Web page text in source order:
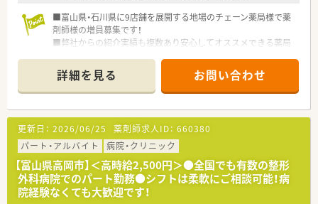
■富山県・石川県に9店舗を展開する地場のチェーン薬局様で薬
剤師様の増員募集です！
■弊社からの紹介実績も複数あり安心してオススメできる薬局
■雰囲気良く長くお勤め頂ける環境です
■こちらの店舗は土日も開局しておりますので、ご勤務曜日・時
間等お気軽にご相談ください♪
■ご経験・ご勤務条件等を考慮の上時給2,500円まで検討可能で
す！
詳細を見る お問い合わせ
更新日： 2026/06/25 薬剤師求人ID： 660380
パート・アルバイト
病院・クリニック
【富山県高岡市】＜高時給2,500円＞●全国でも有数の整形
外科病院でのパート勤務●シフトは柔軟にご相談可能！病
院経験なくても大歓迎です！